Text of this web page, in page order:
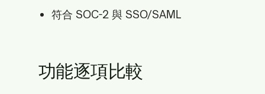
符合 SOC-2 與 SSO/SAML
功能逐項比較